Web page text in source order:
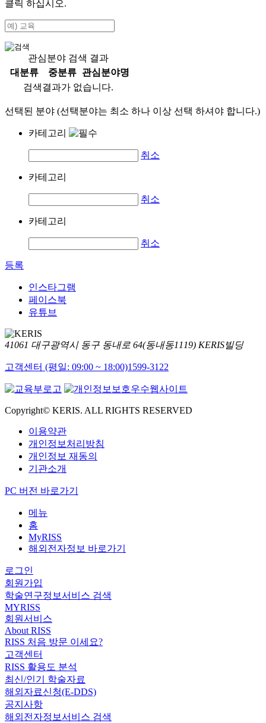
클릭 하십시오.
관심분야 검색 결과
대분류
중분류
관심분야명
검색결과가 없습니다.
선택된 분야 (선택분야는 최소 하나 이상 선택 하셔야 합니다.)
카테고리
취소
카테고리
취소
카테고리
취소
등록
인스타그램
페이스북
유튜브
41061 대구광역시 동구 동내로 64(동내동1119) KERIS빌딩
고객센터 (평일: 09:00 ~ 18:00)1599-3122
Copyright© KERIS. ALL RIGHTS RESERVED
이용약관
개인정보처리방침
개인정보 재동의
기관소개
PC 버전 바로가기
메뉴
홈
MyRISS
해외전자정보 바로가기
로그인
회원가입
학술연구정보서비스 검색
MYRISS
회원서비스
About RISS
RISS 처음 방문 이세요?
고객센터
RISS 활용도 분석
최신/인기 학술자료
해외자료신청(E-DDS)
공지사항
해외전자정보서비스 검색